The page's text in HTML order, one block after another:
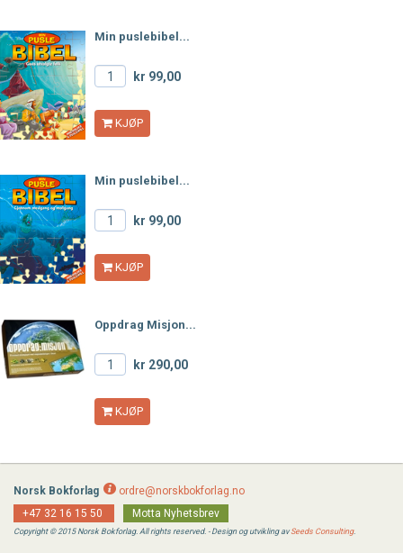
Min puslebibel...
kr 99,00
KJØP
Min puslebibel...
kr 99,00
KJØP
Oppdrag Misjon...
kr 290,00
KJØP
Norsk Bokforlag
ordre@norskbokforlag.no
+47 32 16 15 50
Motta Nyhetsbrev
Copyright © 2015 Norsk Bokforlag. All rights reserved. - Design og utvikling avSeeds Consulting.